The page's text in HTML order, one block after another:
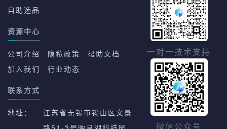
自助选品
资源中心
公司介绍 隐私政策
帮助文档
加入我们
行业动态
联系方式
地址：
江苏省无锡市锡山区文景
一对一技术支持
微信公众号